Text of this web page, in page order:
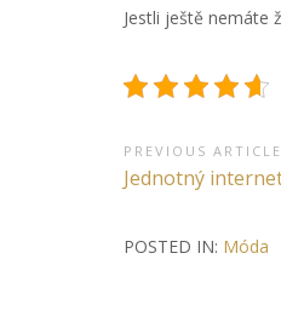
Jestli ještě nemáte
Navigace
pro
příspěvek
PREVIOUS ARTICLE
Previous
Jednotný
POSTED IN: Móda